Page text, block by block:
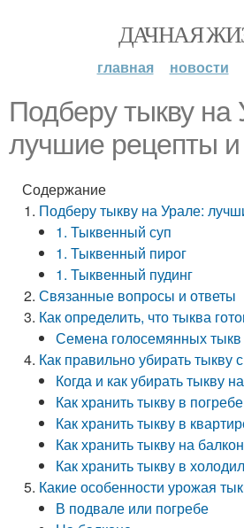
ДАЧНАЯ
главная новости
Подберу тыкву на
лучшие рецепты и
Содержание
Подберу тыкву на Урале:
1. Тыквенный суп
1. Тыквенный пирог
1. Тыквенный пудинг
Связанные вопросы и ответы
Как определить, что тыква
Семена голосемянных тыкв
Как правильно убирать тыкву
Когда и как убирать тыкву
Как хранить тыкву в погребе
Как хранить тыкву в
Как хранить тыкву на
Как хранить тыкву в
Какие особенности урожая
В подвале или погребе